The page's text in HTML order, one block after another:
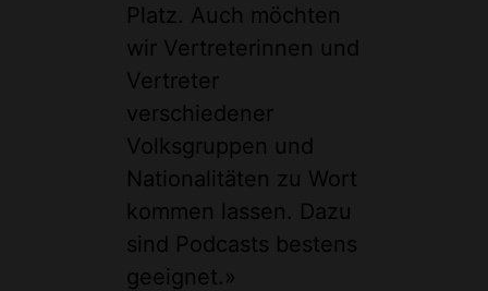
Platz. Auch möchten
wir Vertreterinnen und
Vertreter
verschiedener
Volksgruppen und
Nationalitäten zu Wort
kommen lassen. Dazu
sind Podcasts bestens
geeignet.»